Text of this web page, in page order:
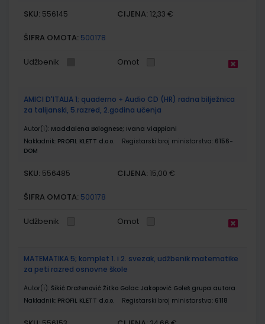
SKU: 556145 CIJENA: 12,33 €
ŠIFRA OMOTA: 500178
Udžbenik Omot
AMICI D'ITALIA 1; quaderno + Audio CD (HR) radna bilježnica
za talijanski, 5.razred, 2.godina učenja
Autor(i): Maddalena Bolognese; Ivana Viappiani
Nakladnik: PROFIL KLETT d.o.o. Registarski broj ministarstva: 6156-
DOM
SKU: 556485 CIJENA: 15,00 €
ŠIFRA OMOTA: 500178
Udžbenik Omot
MATEMATIKA 5; komplet 1. i 2. svezak, udžbenik matematike
za peti razred osnovne škole
Autor(i): Šikić Draženović Žitko Golac Jakopović Goleš grupa autora
Nakladnik: PROFIL KLETT d.o.o. Registarski broj ministarstva: 6118